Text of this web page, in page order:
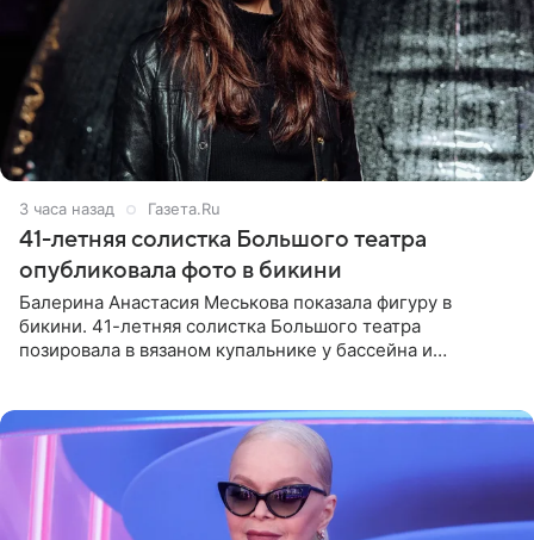
3 часа назад Газета.Ru
41-летняя солистка Большого театра
опубликовала фото в бикини
Балерина Анастасия Меськова показала фигуру в
бикини. 41-летняя солистка Большого театра
позировала в вязаном купальнике у бассейна и